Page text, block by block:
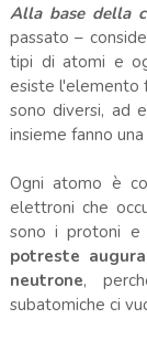
Alla base della
passato –
tipi di atomi e
esiste l'elemento
sono diversi, ad
insieme fanno
Ogni atomo è
elettroni che
sono i protoni e
potreste
neutrone,
subatomiche ci